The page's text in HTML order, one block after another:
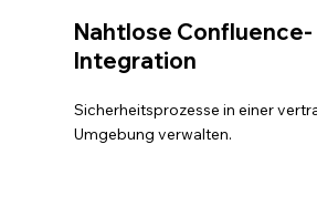
Nahtlose Confluence-
Integration
Sicherheitsprozesse in einer
Umgebung verwalten.